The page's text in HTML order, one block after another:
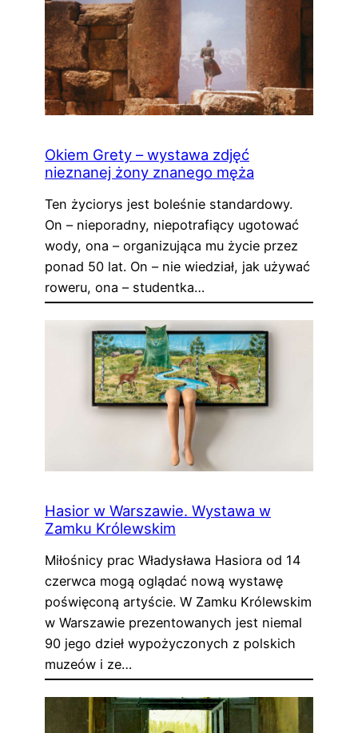
Okiem Grety – wystawa zdjęć
nieznanej żony znanego męża
Ten życiorys jest boleśnie standardowy.
On – nieporadny, niepotrafiący ugotować
wody, ona – organizująca mu życie przez
ponad 50 lat. On – nie wiedział, jak używać
roweru, ona – studentka…
Hasior w Warszawie. Wystawa w
Zamku Królewskim
Miłośnicy prac Władysława Hasiora od 14
czerwca mogą oglądać nową wystawę
poświęconą artyście. W Zamku Królewskim
w Warszawie prezentowanych jest niemal
90 jego dzieł wypożyczonych z polskich
muzeów i ze…